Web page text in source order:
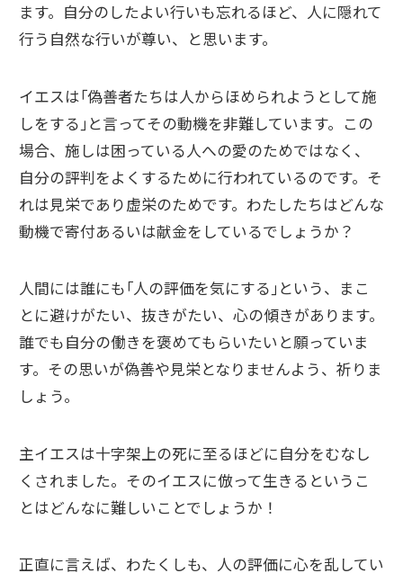
ます。自分のしたよい行いも忘れるほど、人に隠れて
行う自然な行いが尊い、と思います。
イエスは｢偽善者たちは人からほめられようとして施
しをする｣と言ってその動機を非難しています。この
場合、施しは困っている人への愛のためではなく、
自分の評判をよくするために行われているのです。そ
れは見栄であり虚栄のためです。わたしたちはどんな
動機で寄付あるいは献金をしているでしょうか？
人間には誰にも｢人の評価を気にする｣という、まこ
とに避けがたい、抜きがたい、心の傾きがあります。
誰でも自分の働きを褒めてもらいたいと願っていま
す。その思いが偽善や見栄となりませんよう、祈りま
しょう。
主イエスは十字架上の死に至るほどに自分をむなし
くされました。そのイエスに倣って生きるというこ
とはどんなに難しいことでしょうか！
正直に言えば、わたくしも、人の評価に心を乱してい